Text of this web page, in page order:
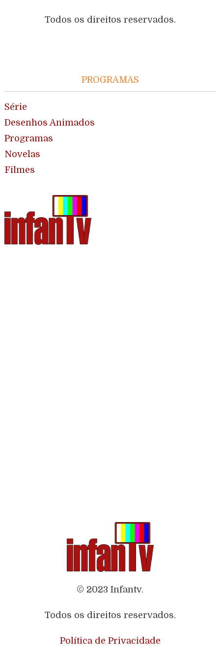
Todos os direitos reservados.
PROGRAMAS
Série
Desenhos Animados
Programas
Novelas
Filmes
© 2023 Infantv.
Todos os direitos reservados.
Política de Privacidade